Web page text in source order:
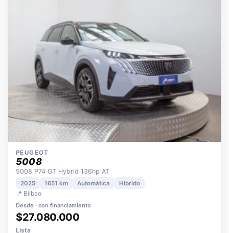
PEUGEOT
5008
5008 P74 GT Hybrid 136hp AT
2025
📍 Bilbao
Desde · con financiamiento
$27.080.000